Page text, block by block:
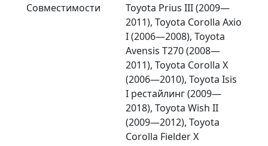
Совместимости
Toyota Prius III (2009—
2011), Toyota Corolla Axio
I (2006—2008), Toyota
Avensis T270 (2008—
2011), Toyota Corolla X
(2006—2010), Toyota Isis
I рестайлинг (2009—
2018), Toyota Wish II
(2009—2012), Toyota
Corolla Fielder X